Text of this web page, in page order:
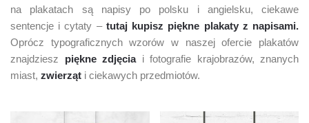
na plakatach są napisy po polsku i angielsku, ciekawe
sentencje i cytaty – tutaj kupisz piękne plakaty z napisami.
Oprócz typograficznych wzorów w naszej ofercie plakatów
znajdziesz piękne zdjęciai fotografie krajobrazów, znanych
miast, zwierząt i ciekawych przedmiotów.